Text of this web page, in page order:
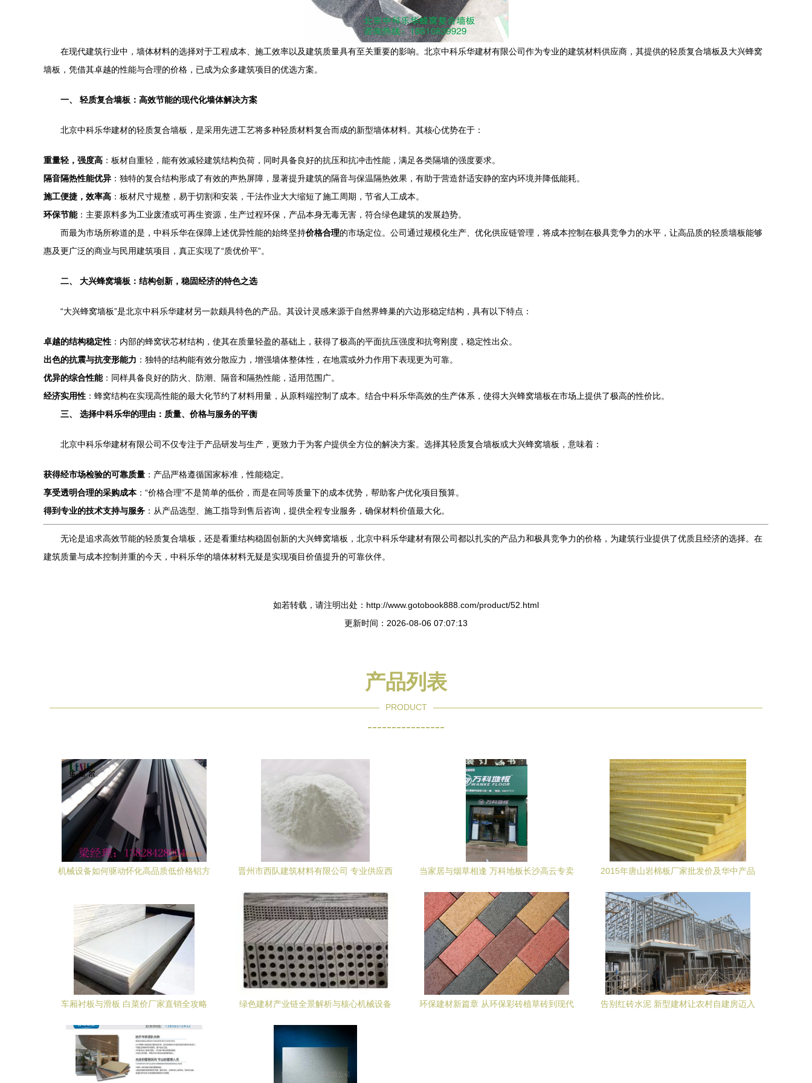
在现代建筑行业中，墙体材料的选择对于工程成本、施工效率以及建筑质量具有至关重要的影响。北京中科乐华建材有限公司作为专业的建筑材料供应商，其提供的轻质复合墙板及大兴蜂窝
墙板，凭借其卓越的性能与合理的价格，已成为众多建筑项目的优选方案。
一、 轻质复合墙板：高效节能的现代化墙体解决方案
北京中科乐华建材的轻质复合墙板，是采用先进工艺将多种轻质材料复合而成的新型墙体材料。其核心优势在于：
重量轻，强度高 ：板材自重轻，能有效减轻建筑结构负荷，同时具备良好的抗压和抗冲击性能，满足各类隔墙的强度要求。
隔音隔热性能优异 ：独特的复合结构形成了有效的声热屏障，显著提升建筑的隔音与保温隔热效果，有助于营造舒适安静的室内环境并降低能耗。
施工便捷，效率高 ：板材尺寸规整，易于切割和安装，干法作业大大缩短了施工周期，节省人工成本。
环保节能：主要原料多为工业废渣或可再生资源，生产过程环保，产品本身无毒无害，符合绿色建筑的发展趋势。
而最为市场所称道的是，中科乐华在保障上述优异性能的始终坚持价格合理的市场定位。公司通过规模化生产、优化供应链管理，将成本控制在极具竞争力的水平，让高品质的轻质墙板能够
惠及更广泛的商业与民用建筑项目，真正实现了“质优价平”。
二、 大兴蜂窝墙板：结构创新，稳固经济的特色之选
“大兴蜂窝墙板”是北京中科乐华建材另一款颇具特色的产品。其设计灵感来源于自然界蜂巢的六边形稳定结构，具有以下特点：
卓越的结构稳定性 ：内部的蜂窝状芯材结构，使其在质量轻盈的基础上，获得了极高的平面抗压强度和抗弯刚度，稳定性出众。
出色的抗震与抗变形能力 ：独特的结构能有效分散应力，增强墙体整体性，在地震或外力作用下表现更为可靠。
优异的综合性能：同样具备良好的防火、防潮、隔音和隔热性能，适用范围广。
经济实用性 ：蜂窝结构在实现高性能的最大化节约了材料用量，从原料端控制了成本。结合中科乐华高效的生产体系，使得大兴蜂窝墙板在市场上提供了极高的性价比。
三、 选择中科乐华的理由：质量、价格与服务的平衡
北京中科乐华建材有限公司不仅专注于产品研发与生产，更致力于为客户提供全方位的解决方案。选择其轻质复合墙板或大兴蜂窝墙板，意味着：
获得经市场检验的可靠质量 ：产品严格遵循国家标准，性能稳定。
享受透明合理的采购成本：“价格合理”不是简单的低价，而是在同等质量下的成本优势，帮助客户优化项目预算。
得到专业的技术支持与服务 ：从产品选型、施工指导到售后咨询，提供全程专业服务，确保材料价值最大化。
无论是追求高效节能的轻质复合墙板，还是看重结构稳固创新的大兴蜂窝墙板，北京中科乐华建材有限公司都以扎实的产品力和极具竞争力的价格，为建筑行业提供了优质且经济的选择。在
建筑质量与成本控制并重的今天，中科乐华的墙体材料无疑是实现项目价值提升的可靠伙伴。
如若转载，请注明出处：http://www.gotobook888.com/product/52.html
更新时间：2026-08-06 07:07:13
产品列表
PRODUCT
----------------
机械设备如何驱动怀化高品质低价格铝方
晋州市西队建筑材料有限公司 专业供应西
质发展
当家居与烟草相逢 万科地板长沙高云专卖
2015年唐山岩棉板厂家批发价及华中产品
车厢衬板与滑板 白菜价厂家直销全攻略
绿色建材产业链全景解析与核心机械设备
环保建材新篇章 从环保彩砖植草砖到现代
告别红砖水泥 新型建材让农村自建房迈入